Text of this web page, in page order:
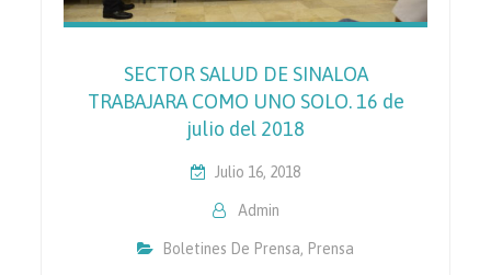
SECTOR SALUD DE SINALOA
TRABAJARA COMO UNO SOLO. 16 de
julio del 2018
Julio 16, 2018
Admin
Boletines De Prensa, Prensa